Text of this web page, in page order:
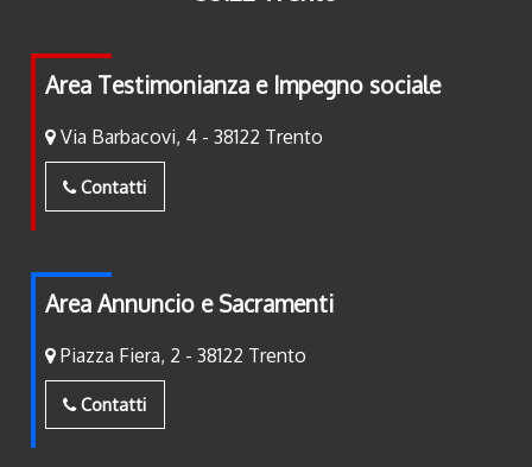
Area Testimonianza e Impegno sociale
Via Barbacovi, 4 - 38122 Trento
Contatti
Area Annuncio e Sacramenti
Piazza Fiera, 2 - 38122 Trento
Contatti